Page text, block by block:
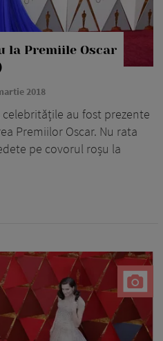
la Premiile Oscar
2018
au fost prezente
Premiilor Oscar. Nu rata
pe covorul roșu la